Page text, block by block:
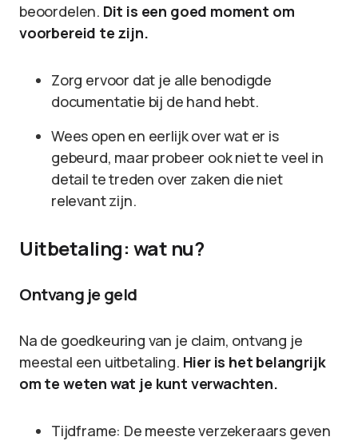
beoordelen. Dit is een goed moment om
voorbereid te zijn.
Zorg ervoor dat je alle benodigde
documentatie bij de hand hebt.
Wees open en eerlijk over wat er is
gebeurd, maar probeer ook niet te veel in
detail te treden over zaken die niet
relevant zijn.
Uitbetaling: wat nu?
Ontvang je geld
Na de goedkeuring van je claim, ontvang je
meestal een uitbetaling. Hier is het belangrijk
om te weten wat je kunt verwachten.
Tijdframe: De meeste verzekeraars geven